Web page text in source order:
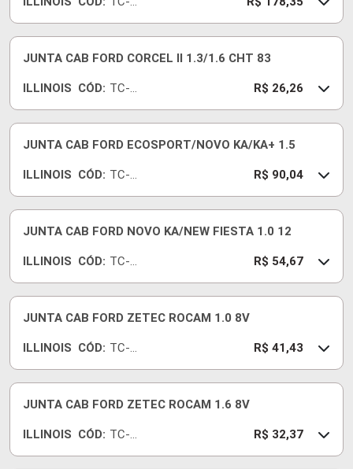
07
JUNTA CAB FORD CORCEL II 1.3/1.6 CHT 83
ILLINOIS CÓD: TC-
15
R$ 26,26
JUNTA CAB FORD ECOSPORT/NOVO KA/KA+ 1.5
ILLINOIS CÓD: TC-
15
R$ 90,04
JUNTA CAB FORD NOVO KA/NEW FIESTA 1.0 12
ILLINOIS CÓD: TC-
07
R$ 54,67
JUNTA CAB FORD ZETEC ROCAM 1.0 8V
ILLINOIS CÓD: TC-
15
R$ 41,43
JUNTA CAB FORD ZETEC ROCAM 1.6 8V
ILLINOIS CÓD: TC-
R$ 32,37